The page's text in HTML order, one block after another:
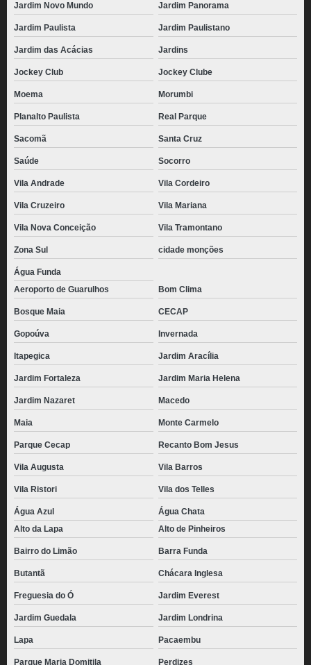
Jardim Novo Mundo Jardim Panorama
Jardim Paulista Jardim Paulistano
Jardim das Acácias Jardins
Jockey Club Jockey Clube
Moema Morumbi
Planalto Paulista Real Parque
Sacomã Santa Cruz
Saúde Socorro
Vila Andrade Vila Cordeiro
Vila Cruzeiro Vila Mariana
Vila Nova Conceição Vila Tramontano
Zona Sul cidade monções
Água Funda
Aeroporto de Guarulhos
Bom Clima
Bosque Maia CECAP
Gopoúva Invernada
Itapegica Jardim Aracília
Jardim Fortaleza Jardim Maria Helena
Jardim Nazaret Macedo
Maia Monte Carmelo
Parque Cecap Recanto Bom Jesus
Vila Augusta Vila Barros
Vila Ristori Vila dos Telles
Água Azul
Água Chata
Alto da Lapa
Alto de Pinheiros
Bairro do Limão Barra Funda
Butantã Chácara Inglesa
Freguesia do Ó Jardim Everest
Jardim Guedala Jardim Londrina
Lapa Pacaembu
Parque Maria Domitila Perdizes